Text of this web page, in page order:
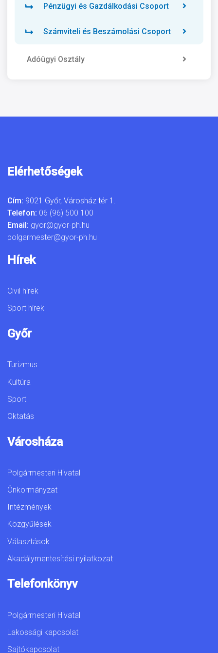
Pénzügyi és Gazdálkodási Csoport
Számviteli és Beszámolási Csoport
Adóügyi Osztály
Elérhetőségek
Cím: 9021 Győr, Városház tér 1.
Telefon: 06 (96) 500 100
Email: gyor@gyor-ph.hu
polgarmester@gyor-ph.hu
Hírek
Civil hírek
Sport hírek
Győr
Turizmus
Kultúra
Sport
Oktatás
Városháza
Polgármesteri Hivatal
Önkormányzat
Intézmények
Közgyűlések
Választások
Akadálymentesítési nyilatkozat
Telefonkönyv
Polgármesteri Hivatal
Lakossági kapcsolat
Sajtókapcsolat